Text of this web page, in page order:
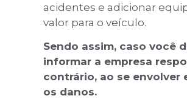
acidentes e adicionar
valor para o veículo.
Sendo assim, caso você
informar a empresa
contrário, ao se envolver
os danos.